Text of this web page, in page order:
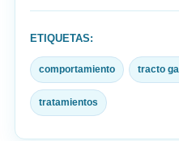
ETIQUETAS:
comportamiento tracto
tratamientos